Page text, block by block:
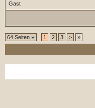
Gast
64 Seiten 1 2 3 > »